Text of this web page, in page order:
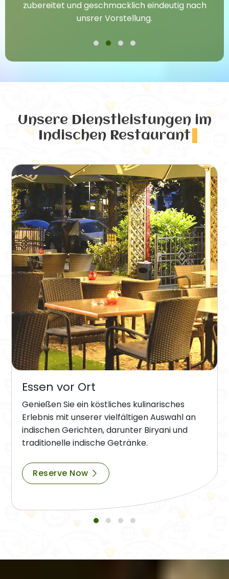
zubereitet und geschmacklich eindeutig nach
unsrer Vorstellung.
Unsere Dienstleistungen im
Indischen Restaurant
Essen vor Ort
Genießen Sie ein köstliches kulinarisches
Erlebnis mit unserer vielfältigen Auswahl an
indischen Gerichten, darunter Biryani und
traditionelle indische Getränke.
Reserve Now